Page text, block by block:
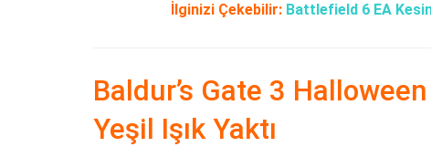
İlginizi Çekebilir: Battlefield 6 EA
Baldur’s Gate 3
Yeşil Işık Yaktı